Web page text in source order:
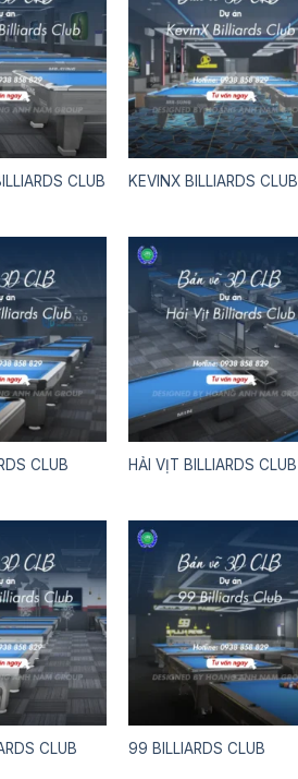
CLUB KEVINX BILLIARDS CLUB
CLUB HẢI VỊT BILLIARDS CLUB
CLUB 99 BILLIARDS CLUB